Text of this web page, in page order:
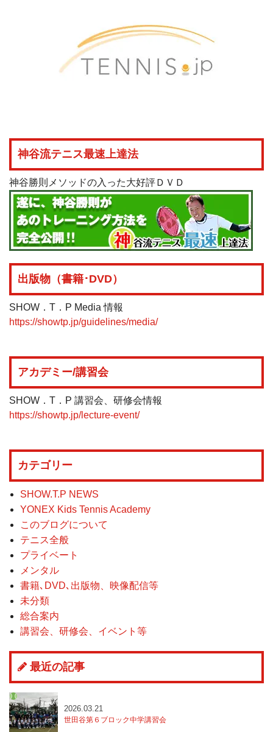
神谷流テニス最速上達法
神谷勝則メソッドの入った大好評ＤＶＤ
出版物（書籍･DVD）
SHOW．T．P Media 情報
https://showtp.jp/guidelines/media/
アカデミー/講習会
SHOW．T．P 講習会、研修会情報
https://showtp.jp/lecture-event/
カテゴリー
SHOW.T.P NEWS
YONEX Kids Tennis Academy
このブログについて
テニス全般
プライベート
メンタル
書籍､DVD､出版物、映像配信等
未分類
総合案内
講習会、研修会、イベント等
最近の記事
世田谷第６ブロック中学講習会
2026.03.21